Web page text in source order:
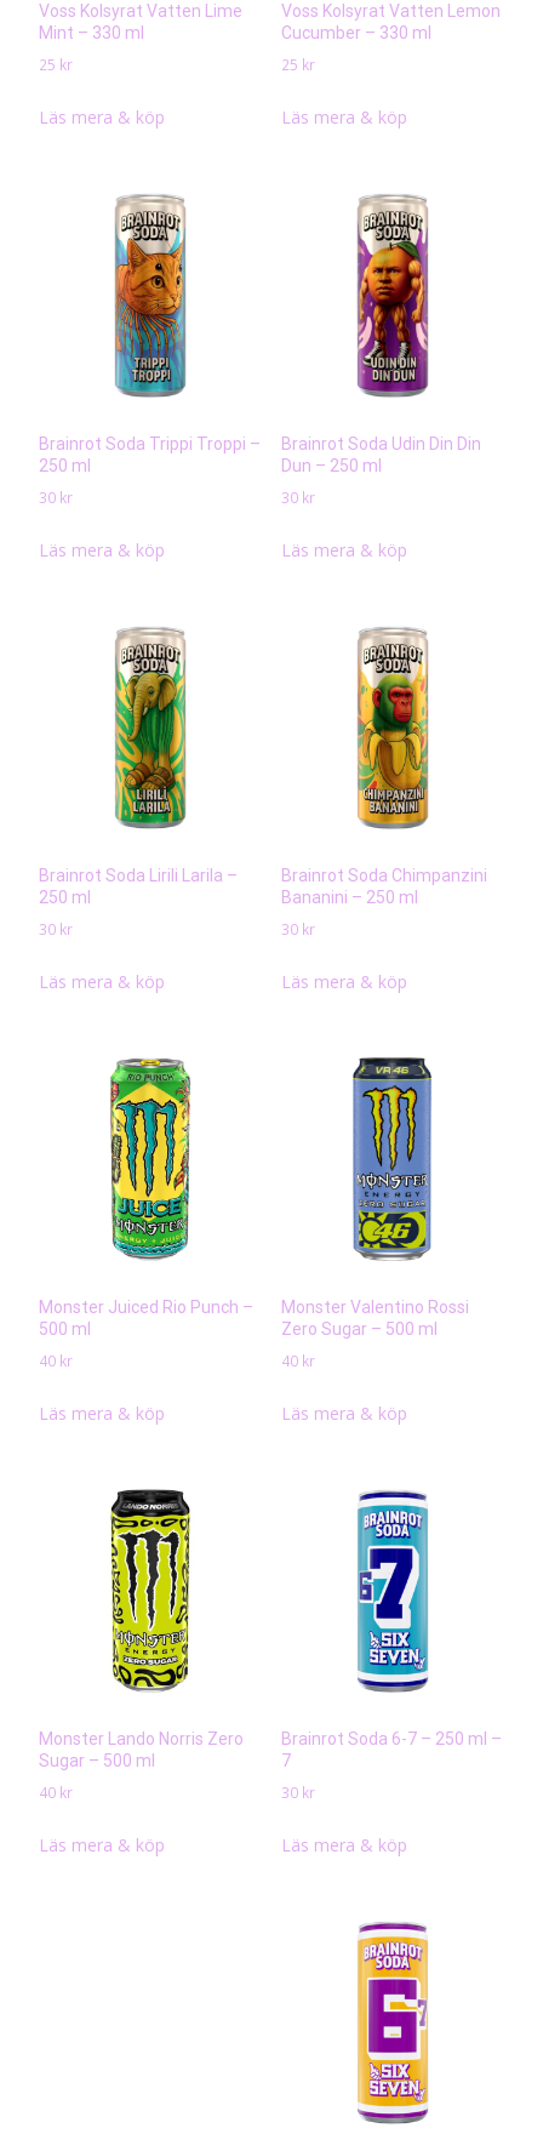
Voss Kolsyrat Vatten Lime
Mint – 330 ml
25 kr
Läs mera & köp
Voss Kolsyrat Vatten Lemon
Cucumber – 330 ml
25 kr
Läs mera & köp
Brainrot Soda Trippi Troppi –
250 ml
30 kr
Läs mera & köp
Brainrot Soda Udin Din Din
Dun – 250 ml
30 kr
Läs mera & köp
Brainrot Soda Lirili Larila –
250 ml
30 kr
Läs mera & köp
Brainrot Soda Chimpanzini
Bananini – 250 ml
30 kr
Läs mera & köp
Monster Juiced Rio Punch –
500 ml
40 kr
Läs mera & köp
Monster Valentino Rossi
Zero Sugar – 500 ml
40 kr
Läs mera & köp
Monster Lando Norris Zero
Sugar – 500 ml
40 kr
Läs mera & köp
Brainrot Soda 6-7 – 250 ml –
7
30 kr
Läs mera & köp